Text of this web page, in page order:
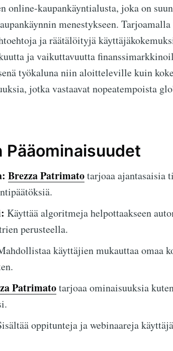
online-kaupankäyntialusta, joka on
menestykseen.
ja räätälöityjä
ja vaikuttavuutta
työkaluna niin aloitteleville kuin
jotka vastaavat nopeatempoista
Pääominaisuudet
Brezza Patrimatotarjoaa ajantasaisia
Käyttää algoritmeja helpottaakseen
perusteella.
käyttäjien mukauttaa omaa
Patrimatotarjoaa ominaisuuksia
oppitunteja ja webinaareja